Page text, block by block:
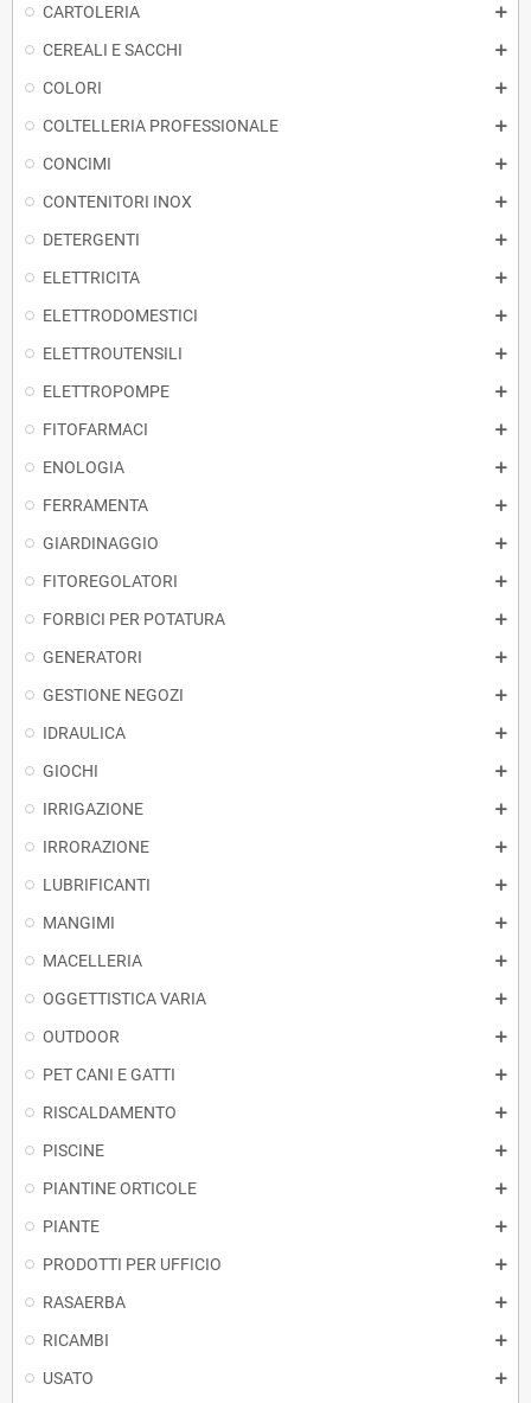
CARTOLERIA
CEREALI E SACCHI
COLORI
COLTELLERIA PROFESSIONALE
CONCIMI
CONTENITORI INOX
DETERGENTI
ELETTRICITA
ELETTRODOMESTICI
ELETTROUTENSILI
ELETTROPOMPE
FITOFARMACI
ENOLOGIA
FERRAMENTA
GIARDINAGGIO
FITOREGOLATORI
FORBICI PER POTATURA
GENERATORI
GESTIONE NEGOZI
IDRAULICA
GIOCHI
IRRIGAZIONE
IRRORAZIONE
LUBRIFICANTI
MANGIMI
MACELLERIA
OGGETTISTICA VARIA
OUTDOOR
PET CANI E GATTI
RISCALDAMENTO
PISCINE
PIANTINE ORTICOLE
PIANTE
PRODOTTI PER UFFICIO
RASAERBA
RICAMBI
USATO